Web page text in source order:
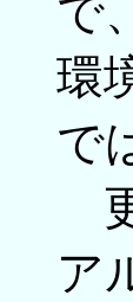
で
環
で
ア